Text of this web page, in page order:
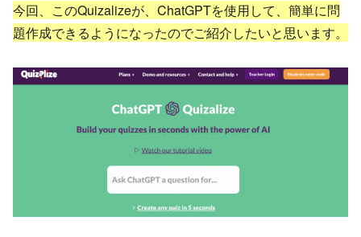
今回、このQuizalizeが、ChatGPTを使用して、簡単に問
題作成できるようになったのでご紹介したいと思います。